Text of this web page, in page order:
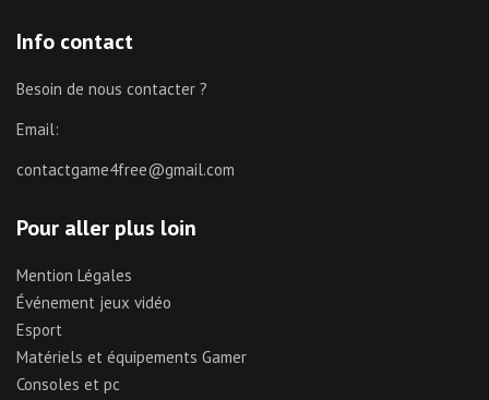
Info contact
Besoin de nous contacter ?
Email:
contactgame4free@gmail.com
Pour aller plus loin
Mention Légales
Événement jeux vidéo
Esport
Matériels et équipements Gamer
Consoles et pc